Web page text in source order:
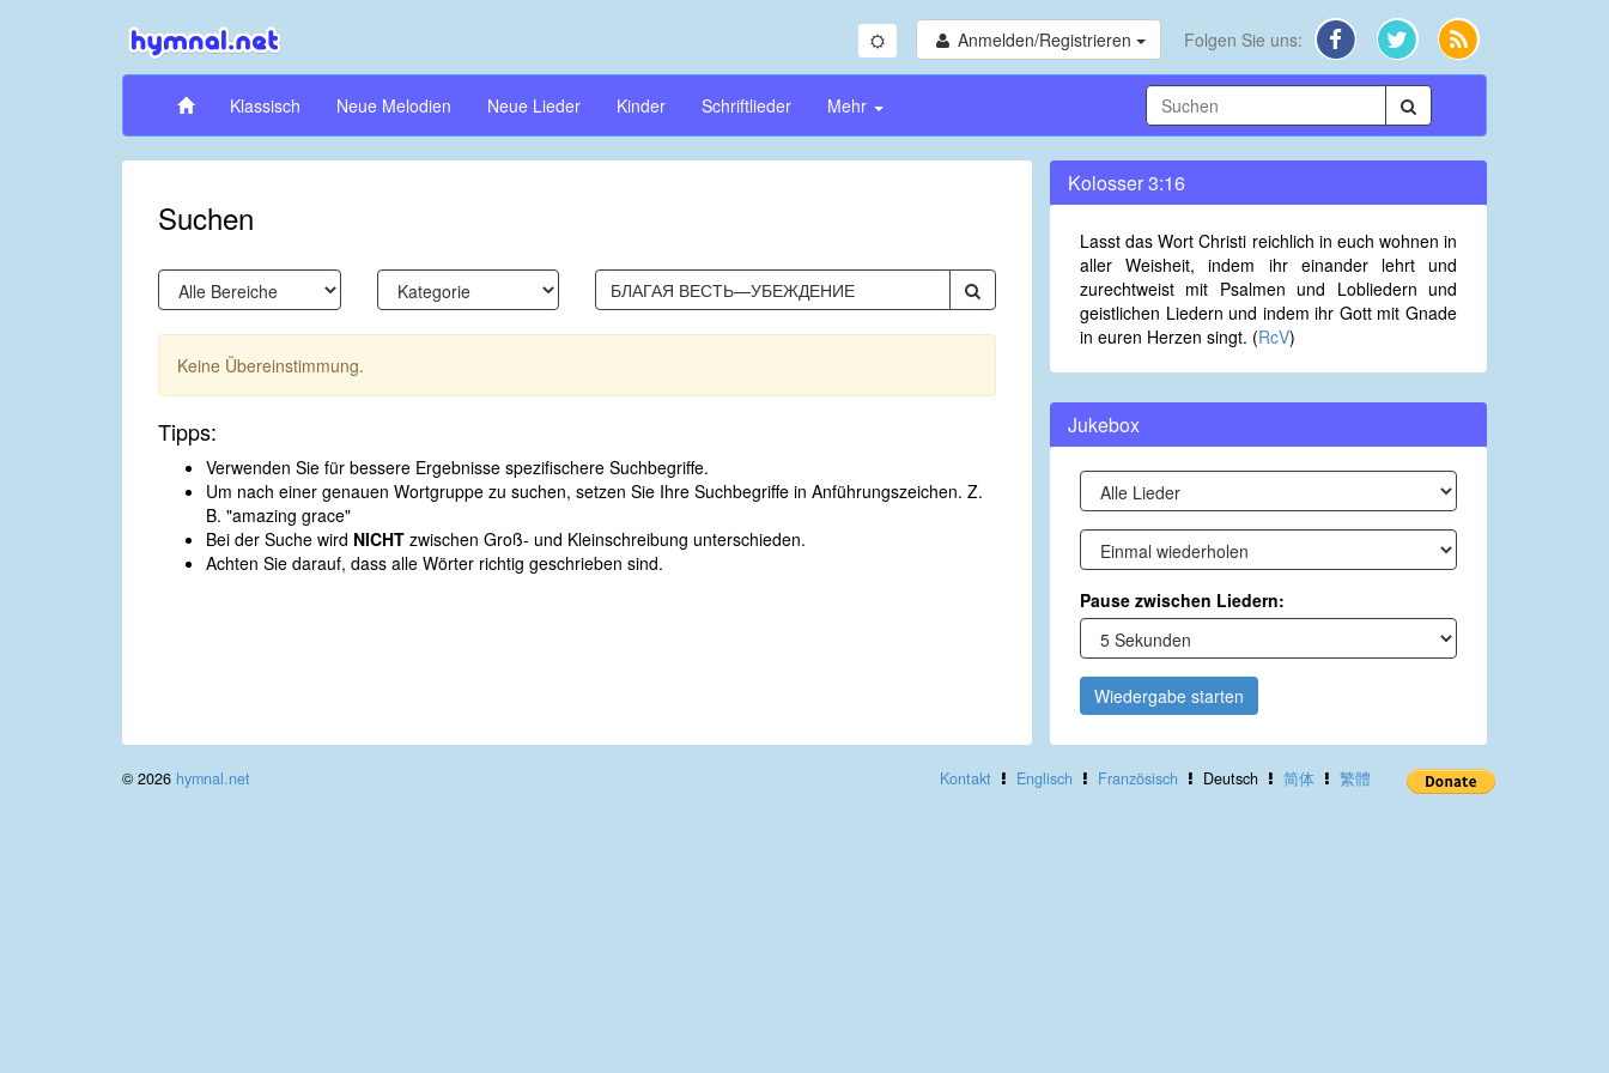
Anmelden/Registrieren Folgen Sie uns:
Klassisch Neue Melodien Neue Lieder Kinder Schriftlieder Mehr
Suchen
Keine Übereinstimmung.
Tipps:
Verwenden Sie für bessere Ergebnisse spezifischere Suchbegriffe.
Um nach einer genauen Wortgruppe zu suchen, setzen Sie Ihre Suchbegriffe in Anführungszeichen. Z.
B. "amazing grace"
Bei der Suche wird NICHT zwischen Groß- und Kleinschreibung unterschieden.
Achten Sie darauf, dass alle Wörter richtig geschrieben sind.
Kolosser 3:16
Lasst das Wort Christi reichlich in euch wohnen in
aller Weisheit, indem ihr einander lehrt und
zurechtweist mit Psalmen und Lobliedern und
geistlichen Liedern und indem ihr Gott mit Gnade
in euren Herzen singt. (RcV)
Jukebox
Pause zwischen Liedern:
Wiedergabe starten
Kontakt Englisch Französisch Deutsch 简体 繁體
© 2026 hymnal.net